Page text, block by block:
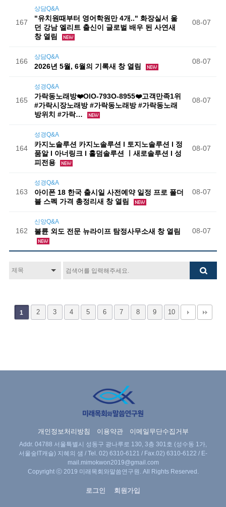
167
상담Q&A
"유치원때부터 영어학원만 4개.." 화장실서 울
던 강남 엘리트 출신이 글로벌 배우 된 사연새
창 열림
08-07
166
상담Q&A
2026년 5월, 6월의 기록새 창 열림
08-07
165
성경Q&A
가락동노래방❤️OlO-793O-8955❤️고객만족1위
#가락시장노래방 #가락동노래방 #가락동노래
방위치 #가락…
08-07
164
성경Q&A
카지노솔루션 카지노솔루션 l 토지노솔루션 l 정
품알 l 아너링크 l 홀덤솔루션 ㅣ새로솔루션 l 성
피전용
08-07
163
성경Q&A
아이폰 18 한국 출시일 사전예약 일정 프로 폴더
블 스펙 가격 총정리새 창 열림
08-07
162
신앙Q&A
불륜 외도 전문 뉴라이프 탐정사무소새 창 열림 08-07
1 2 3 4 5 6 7 8 9 10
개인정보처리방침 이용약관 이메일무단수집거부
Addr. 04788 서울특별시 성동구 광나루로 130, 3층 301호 (성수동 1가,
서울숲IT캐슬) 지혜의 샘 / Tel. 02) 6310-6121 / Fax.02) 6310-6122 / E-
mail.mimokwon2019@gmail.com
Copyright ⓒ 2019 미래목회와말씀연구원. All Rights Reserved.
로그인 회원가입